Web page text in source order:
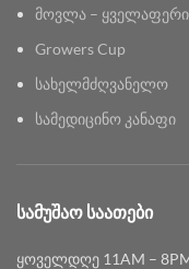
მოვლა – ყველაფერი
Growers Cup
სახელმძღვანელო
სამედიცინო კანაფი
ᲡᲐᲛᲣᲨᲐᲝ ᲡᲐᲐᲗᲔᲑᲘ
ყოველდღე 11AM –